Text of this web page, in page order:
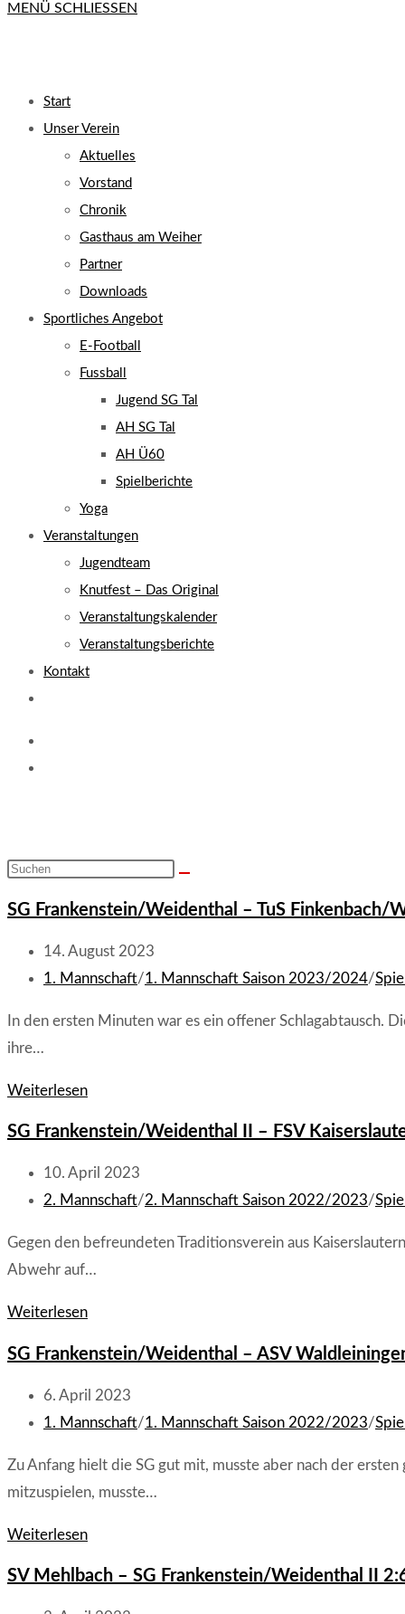
MENÜ SCHLIESSEN
Start
Unser Verein
Aktuelles
Vorstand
Chronik
Gasthaus am Weiher
Partner
Downloads
Sportliches Angebot
E-Football
Fussball
Jugend SG Tal
AH SG Tal
AH Ü60
Spielberichte
Yoga
Veranstaltungen
Jugendteam
Knutfest – Das Original
Veranstaltungskalender
Veranstaltungsberichte
Kontakt
Diese
durchsuchen
SG Frankenstein/Weidenthal – TuS Finkenbach/
Beitrag
veröffentlicht:
14. August 2023
Beitrags-
1. Mannschaft/1. Mannschaft Saison 2023/2024/
In den ersten Minuten war es ein offener Schlagabtausch.
ihre…
WeiterlesenSG
–
TuS
Finkenbach/Waldgrehweiler
1:3
(0:1)
SG Frankenstein/Weidenthal II – FSV
Beitrag
veröffentlicht:
10. April 2023
Beitrags-
2. Mannschaft/2. Mannschaft Saison 2022/2023/
Gegen den befreundeten Traditionsverein aus
Abwehr auf…
WeiterlesenSG
II
–
FSV
6:0
(3:0)
SG Frankenstein/Weidenthal – ASV
Beitrag
veröffentlicht:
6. April 2023
Beitrags-
1. Mannschaft/1. Mannschaft Saison 2022/2023/
Zu Anfang hielt die SG gut mit, musste aber nach der
mitzuspielen, musste…
WeiterlesenSG
–
SV Mehlbach – SG Frankenstein/Weidenthal II